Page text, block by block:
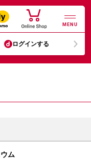
MENU
ログインする
ム